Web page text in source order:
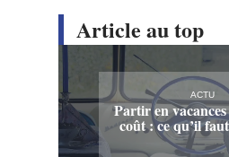
Article au top
ACTU
Partir en
coût : ce qu’il